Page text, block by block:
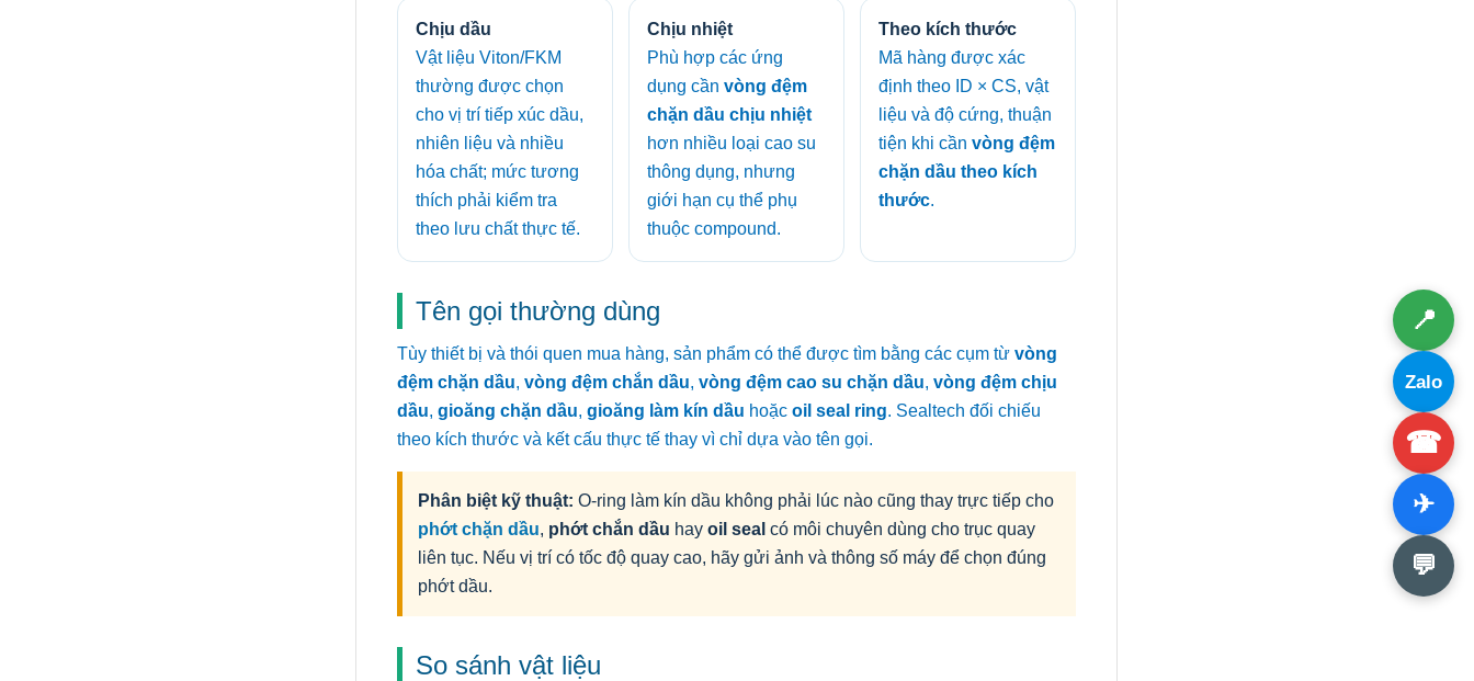
Chịu dầu
Vật liệu Viton/FKM
thường được chọn
cho vị trí tiếp xúc dầu,
nhiên liệu và nhiều
hóa chất; mức tương
thích phải kiểm tra
theo lưu chất thực tế.
Chịu nhiệt
Phù hợp các ứng
dụng cần vòng đệm
chặn dầu chịu nhiệt
hơn nhiều loại cao su
thông dụng, nhưng
giới hạn cụ thể phụ
thuộc compound.
Theo kích thước
Mã hàng được xác
định theo ID × CS, vật
liệu và độ cứng, thuận
tiện khi cần vòng đệm
chặn dầu theo kích
thước.
Tên gọi thường dùng
Tùy thiết bị và thói quen mua hàng, sản phẩm có thể được tìm bằng các cụm từ vòng
đệm chặn dầu, vòng đệm chắn dầu, vòng đệm cao su chặn dầu, vòng đệm chịu
dầu, gioăng chặn dầu, gioăng làm kín dầu hoặc oil seal ring. Sealtech đối chiếu
theo kích thước và kết cấu thực tế thay vì chỉ dựa vào tên gọi.
Phân biệt kỹ thuật: O-ring làm kín dầu không phải lúc nào cũng thay trực tiếp cho
phớt chặn dầu, phớt chắn dầu hay oil seal có môi chuyên dùng cho trục quay
liên tục. Nếu vị trí có tốc độ quay cao, hãy gửi ảnh và thông số máy để chọn đúng
phớt dầu.
So sánh vật liệu
📍
Zalo
☎
✈
💬